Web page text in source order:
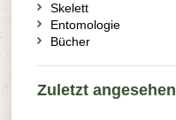
Skelett
Entomologie
Bücher
Zuletzt angesehen